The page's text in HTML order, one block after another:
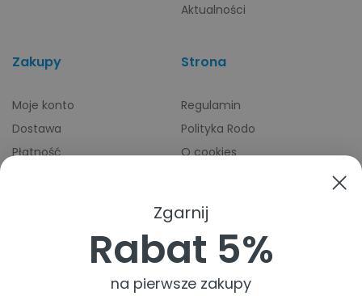
Aktualności
Zakupy
Moje konto
Dostawa
Płatność
Strona
Regulamin
Polityka Rodo
O cookies
Zgarnij
Rabat 5%
na pierwsze zakupy